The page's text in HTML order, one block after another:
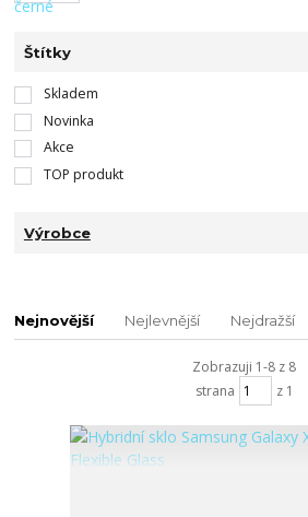
Štítky
Skladem
Novinka
Akce
TOP produkt
Výrobce
Nejnovější Nejlevnější Nejdražší
Zobrazuji 1-8 z 8
strana
z 1